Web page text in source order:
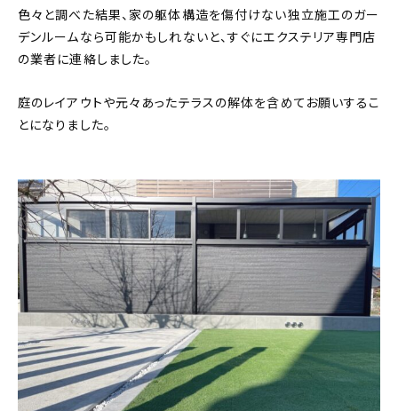
色々と調べた結果、家の躯体構造を傷付けない独立施工のガー
デンルームなら可能かもしれないと、すぐにエクステリア専門店
の業者に連絡しました。
庭のレイアウトや元々あったテラスの解体を含めてお願いするこ
とになりました。